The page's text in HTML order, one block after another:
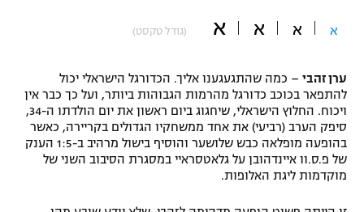
תקנון משתתפים וזוכים בפרסים
תקנון עבור פעילות אלקטרה
תקנון עבור פעילות ספורט 1 – "מרלן"
גיימינג E-Sports
תנאי שימוש
כדורמים
ספורט אתגרי ואקסטרים
אומנויות לחימה
א א א א (גודל טקסט)
ערן זהבי – כמה שהתגעגענו אליך. הכדורגל הישראלי יכול
להתפאר בכוכב כדורגל מהרמות הגבוהות ביותר, ועל כך כבר אין
ויכוח. החלוץ הישראלי, שיחגוג ביום ראשון את יום הולדתו ה-34,
סיפק הערב (רביעי) את אחד ממשחקיו הגדולים בקריירה, כאשר
בהופעה מופלאה כבש שלושער והוסיף בישול מרהיב ב-1:5 הענק
של פ.ס.וו איינדהובן על גלאטסראיי במסגרת הסיבוב השני של
מוקדמות ליגת האלופות.